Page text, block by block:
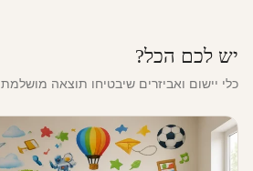
יש לכם הכל?
כלי יישום ואביזרים שיבטיחו תוצאה מושלמת